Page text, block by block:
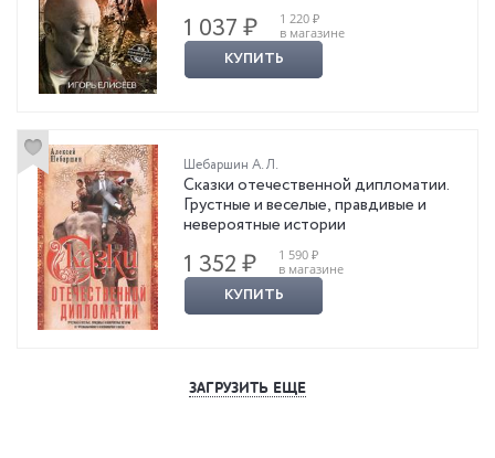
1 037 ₽
1 220 ₽
в магазине
КУПИТЬ
Шебаршин А. Л.
Сказки отечественной дипломатии.
Грустные и веселые, правдивые и
невероятные истории
1 352 ₽
1 590 ₽
в магазине
КУПИТЬ
ЗАГРУЗИТЬ ЕЩЕ